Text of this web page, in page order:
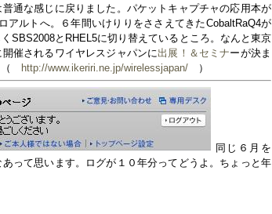
通な感じに戻りました。パケットキャプチャの応用本が
アルトへ。６年間いけりりをささえてきたCobaltRaQ4が
SBS2008とRHEL5に切り替えているところ。なんと東京
催されるワイヤレスジャパンに出展！＆セミナーが決ま
（ http://www.ikeriri.ne.jp/wirelessjapan/ ）
同じ６月を
って思います。ログが１０年分ってどうよ。ちょっと年